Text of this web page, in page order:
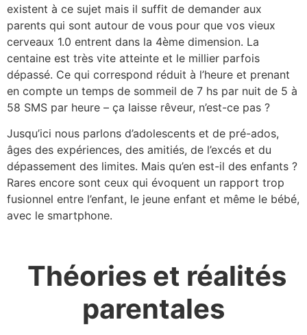
existent à ce sujet mais il suffit de demander aux
parents qui sont autour de vous pour que vos vieux
cerveaux 1.0 entrent dans la 4ème dimension. La
centaine est très vite atteinte et le millier parfois
dépassé. Ce qui correspond réduit à l’heure et prenant
en compte un temps de sommeil de 7 hs par nuit de 5 à
58 SMS par heure – ça laisse rêveur, n’est-ce pas ?
Jusqu’ici nous parlons d’adolescents et de pré-ados,
âges des expériences, des amitiés, de l’excés et du
dépassement des limites. Mais qu’en est-il des enfants ?
Rares encore sont ceux qui évoquent un rapport trop
fusionnel entre l’enfant, le jeune enfant et même le bébé,
avec le smartphone.
Théories et réalités
parentales